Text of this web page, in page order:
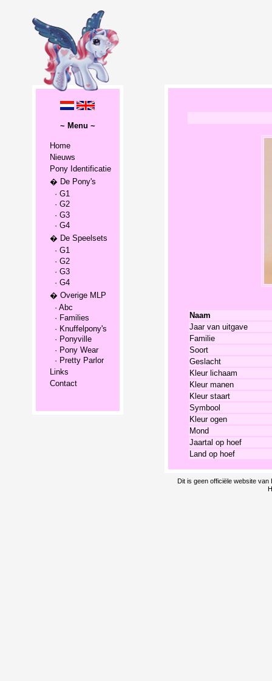
~ Menu ~
Home
Nieuws
Pony Identificatie
� De Pony's
· G1
· G2
· G3
· G4
� De Speelsets
· G1
· G2
· G3
· G4
� Overige MLP
· Abc
· Families
· Knuffelpony's
· Ponyville
· Pony Wear
· Pretty Parlor
Links
Contact
Naam
Jaar van uitgave
Familie
Soort
Geslacht
Kleur lichaam
Kleur manen
Kleur staart
Symbool
Kleur ogen
Mond
Jaartal op hoef
Land op hoef
Dit is geen officiële website